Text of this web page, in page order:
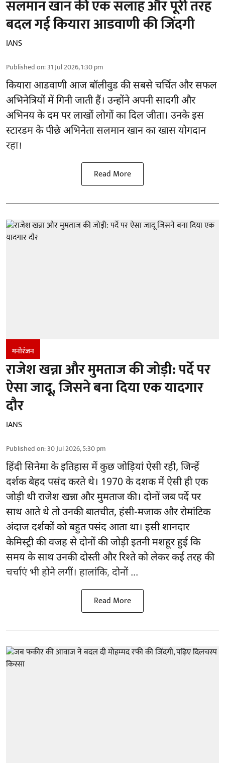
सलमान खान की एक सलाह और पूरी तरह
बदल गई कियारा आडवाणी की जिंदगी
IANS
Published on:31 Jul 2026, 1:30 pm
कियारा आडवाणी आज बॉलीवुड की सबसे चर्चित और सफल
अभिनेत्रियों में गिनी जाती हैं। उन्होंने अपनी सादगी और
अभिनय के दम पर लाखों लोगों का दिल जीता। उनके इस
स्टारडम के पीछे अभिनेता सलमान खान का खास योगदान
रहा।
Read More
मनोरंजन
राजेश खन्ना और मुमताज की जोड़ी: पर्दे पर
ऐसा जादू, जिसने बना दिया एक यादगार
दौर
IANS
Published on:30 Jul 2026, 5:30 pm
हिंदी सिनेमा के इतिहास में कुछ जोड़ियां ऐसी रही, जिन्हें
दर्शक बेहद पसंद करते थे। 1970 के दशक में ऐसी ही एक
जोड़ी थी राजेश खन्ना और मुमताज की। दोनों जब पर्दे पर
साथ आते थे तो उनकी बातचीत, हंसी-मजाक और रोमांटिक
अंदाज दर्शकों को बहुत पसंद आता था। इसी शानदार
केमिस्ट्री की वजह से दोनों की जोड़ी इतनी मशहूर हुई कि
समय के साथ उनकी दोस्ती और रिश्ते को लेकर कई तरह की
चर्चाएं भी होने लगीं। हालांकि, दोनों ...
Read More